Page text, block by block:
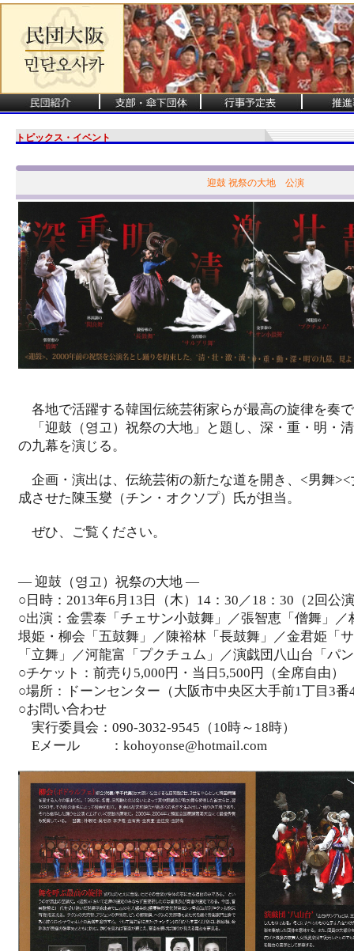
トピックス・イベント
迎鼓 祝祭の大地 公演
各地で活躍する韓国伝統芸術家らが最高の旋律を奏
「迎鼓（영고）祝祭の大地」と題し、深・重・明・
の九幕を演じる。
企画・演出は、伝統芸術の新たな道を開き、<男舞
成させた陳玉燮（チン・オクソプ）氏が担当。
ぜひ、ご覧ください。
― 迎鼓（영고）祝祭の大地 ―
○日時：2013年6月13日（木）14：30／18：30（2回公
○出演：金雲泰「チェサン小鼓舞」／張智恵「僧舞」
垠姫・柳会「五鼓舞」／陳裕林「長鼓舞」／金君姫「
「立舞」／河龍富「プクチュム」／演戯団八山台「パ
○チケット：前売り5,000円・当日5,500円（全席自由）
○場所：ドーンセンター（大阪市中央区大手前1丁目3番
○お問い合わせ
実行委員会：090-3032-9545（10時～18時）
Eメール ：kohoyonse@hotmail.com